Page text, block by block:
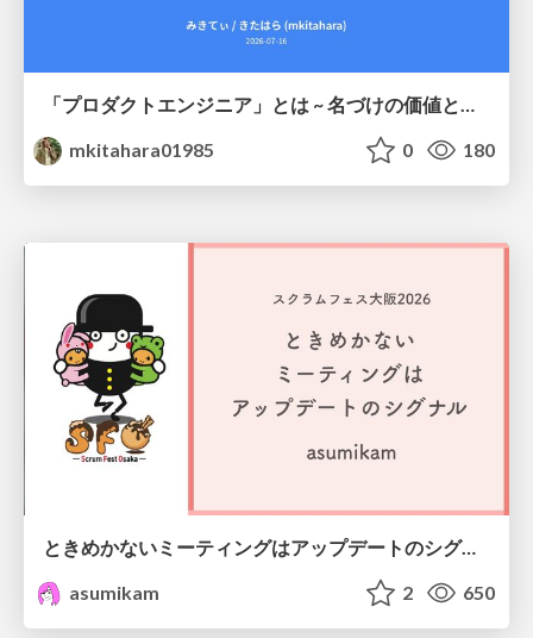
mkitahara01985
0 180
ときめかないミーティングはアップデートのシグナル #scrumosaka
asumikam
2 650